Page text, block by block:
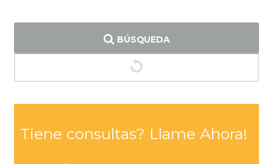
BÚSQUEDA
Tiene consultas? Llame Ahora!